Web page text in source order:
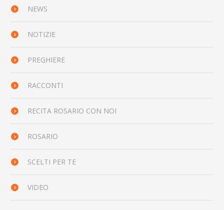
NEWS
NOTIZIE
PREGHIERE
RACCONTI
RECITA ROSARIO CON NOI
ROSARIO
SCELTI PER TE
VIDEO